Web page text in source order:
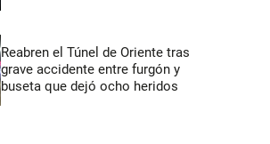
Reabren el Túnel de Oriente tras
grave accidente entre furgón y
buseta que dejó ocho heridos